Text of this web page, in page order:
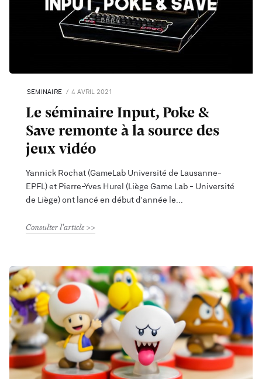
SEMINAIRE 4 AVRIL 2021
Le séminaire Input, Poke &
Save remonte à la source des
jeux vidéo
Yannick Rochat (GameLab Université de Lausanne-
EPFL) et Pierre-Yves Hurel (Liège Game Lab - Université
de Liège) ont lancé en début d'année le
Consulter l'article